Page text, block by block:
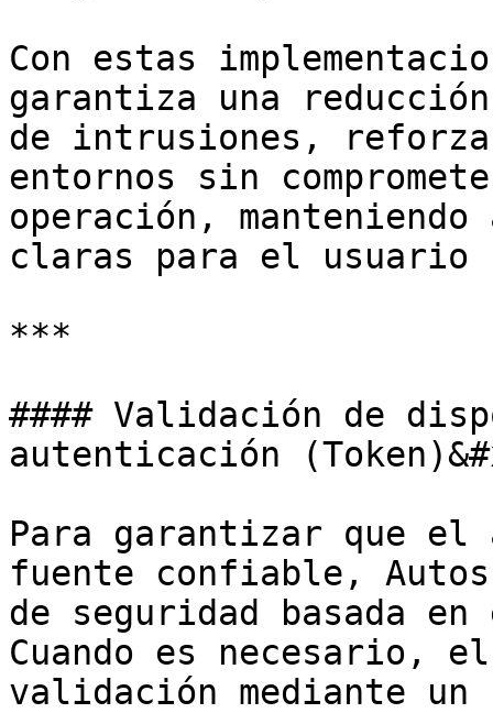
Con estas
garantiza una
de intrusiones,
entornos sin
operación,
claras para el
***
#### Validación de
autenticación
Para garantizar que el
fuente confiable,
de seguridad basada
Cuando es necesario,
validación mediante